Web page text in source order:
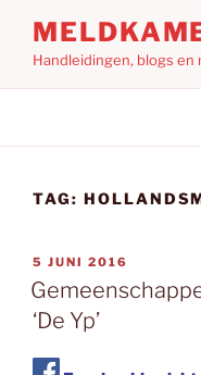
inhoud
Handleidingen, blogs en
TAG:
GEPLAATST
OP
5 JUNI 2016
‘De Yp’